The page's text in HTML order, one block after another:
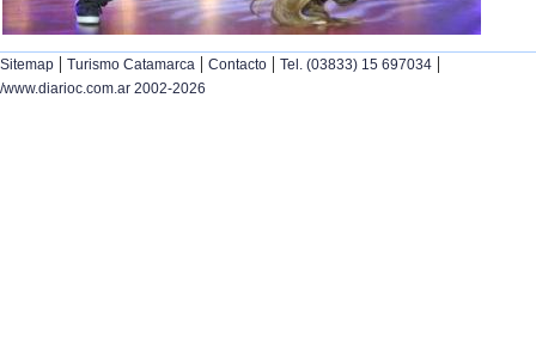
Sitemap | Turismo Catamarca | Contacto | Tel. (03833) 15 697034 |
/www.diarioc.com.ar 2002-2026